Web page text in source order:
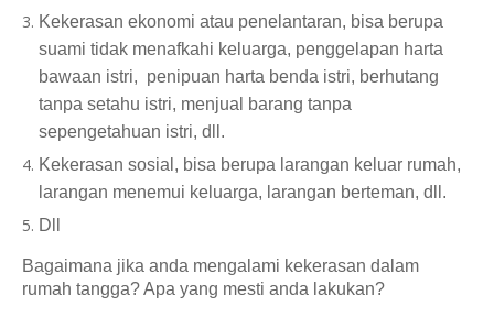
Kekerasan ekonomi atau penelantaran, bisa berupa
suami tidak menafkahi keluarga, penggelapan harta
bawaan istri, penipuan harta benda istri, berhutang
tanpa setahu istri, menjual barang tanpa
sepengetahuan istri, dll.
Kekerasan sosial, bisa berupa larangan keluar rumah,
larangan menemui keluarga, larangan berteman, dll.
Dll
Bagaimana jika anda mengalami kekerasan dalam
rumah tangga? Apa yang mesti anda lakukan?